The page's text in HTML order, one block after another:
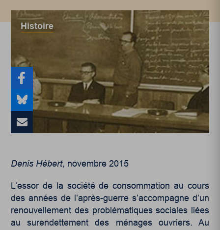
Histoire
Denis Hébert, novembre 2015
L’essor de la société de consommation au cours
des années de l’après-guerre s’accompagne d’un
renouvellement des problématiques sociales liées
au surendettement des ménages ouvriers. Au